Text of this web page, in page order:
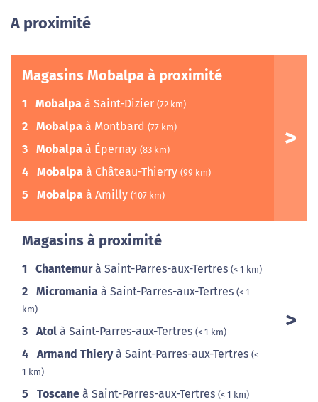
A proximité
Magasins Mobalpa à proximité
1 Mobalpa à Saint-Dizier (72 km)
2 Mobalpa à Montbard (77 km)
3 Mobalpa à Épernay (83 km)
4 Mobalpa à Château-Thierry (99 km)
5 Mobalpa à Amilly (107 km)
Magasins à proximité
1 Chantemurà Saint-Parres-aux-Tertres (< 1 km)
2 Micromania à Saint-Parres-aux-Tertres (< 1
km)
3 Atol à Saint-Parres-aux-Tertres (< 1 km)
4 Armand Thieryà Saint-Parres-aux-Tertres (<
1 km)
5 Toscane à Saint-Parres-aux-Tertres (< 1 km)